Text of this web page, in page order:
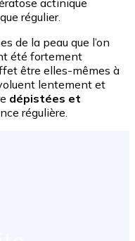
actinique
régulier.
de la peau que l’on
été fortement
être elles-mêmes à
lentement et
dépistées et
régulière.